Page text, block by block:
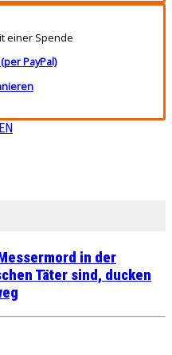
einer Spende
PayPal)
in der
Täter sind, ducken